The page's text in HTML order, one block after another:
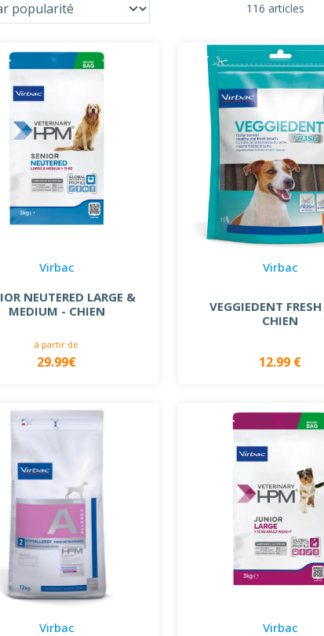
116 articles
Virbac
NEUTERED LARGE &
MEDIUM - CHIEN
à partir de
29.99€
Virbac
VEGGIEDENT
CHIEN
12.99 €
Virbac
Virbac